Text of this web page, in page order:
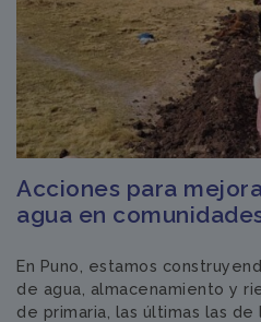
Acciones para
agua en
En Puno, estamos
de agua, almacenamiento y
de primaria, las últimas las de